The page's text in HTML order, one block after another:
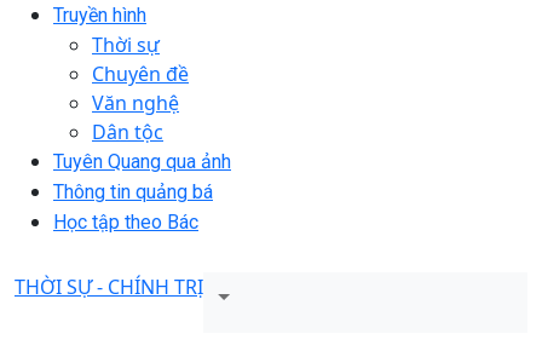
Truyền hình
Thời sự
Chuyên đề
Văn nghệ
Dân tộc
Tuyên Quang qua ảnh
Thông tin quảng bá
Học tập theo Bác
THỜI SỰ - CHÍNH TRỊ